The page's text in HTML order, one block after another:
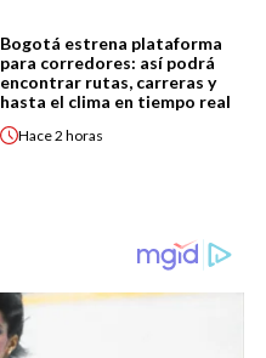
Bogotá estrena plataforma
para corredores: así podrá
encontrar rutas, carreras y
hasta el clima en tiempo real
Hace2 horas